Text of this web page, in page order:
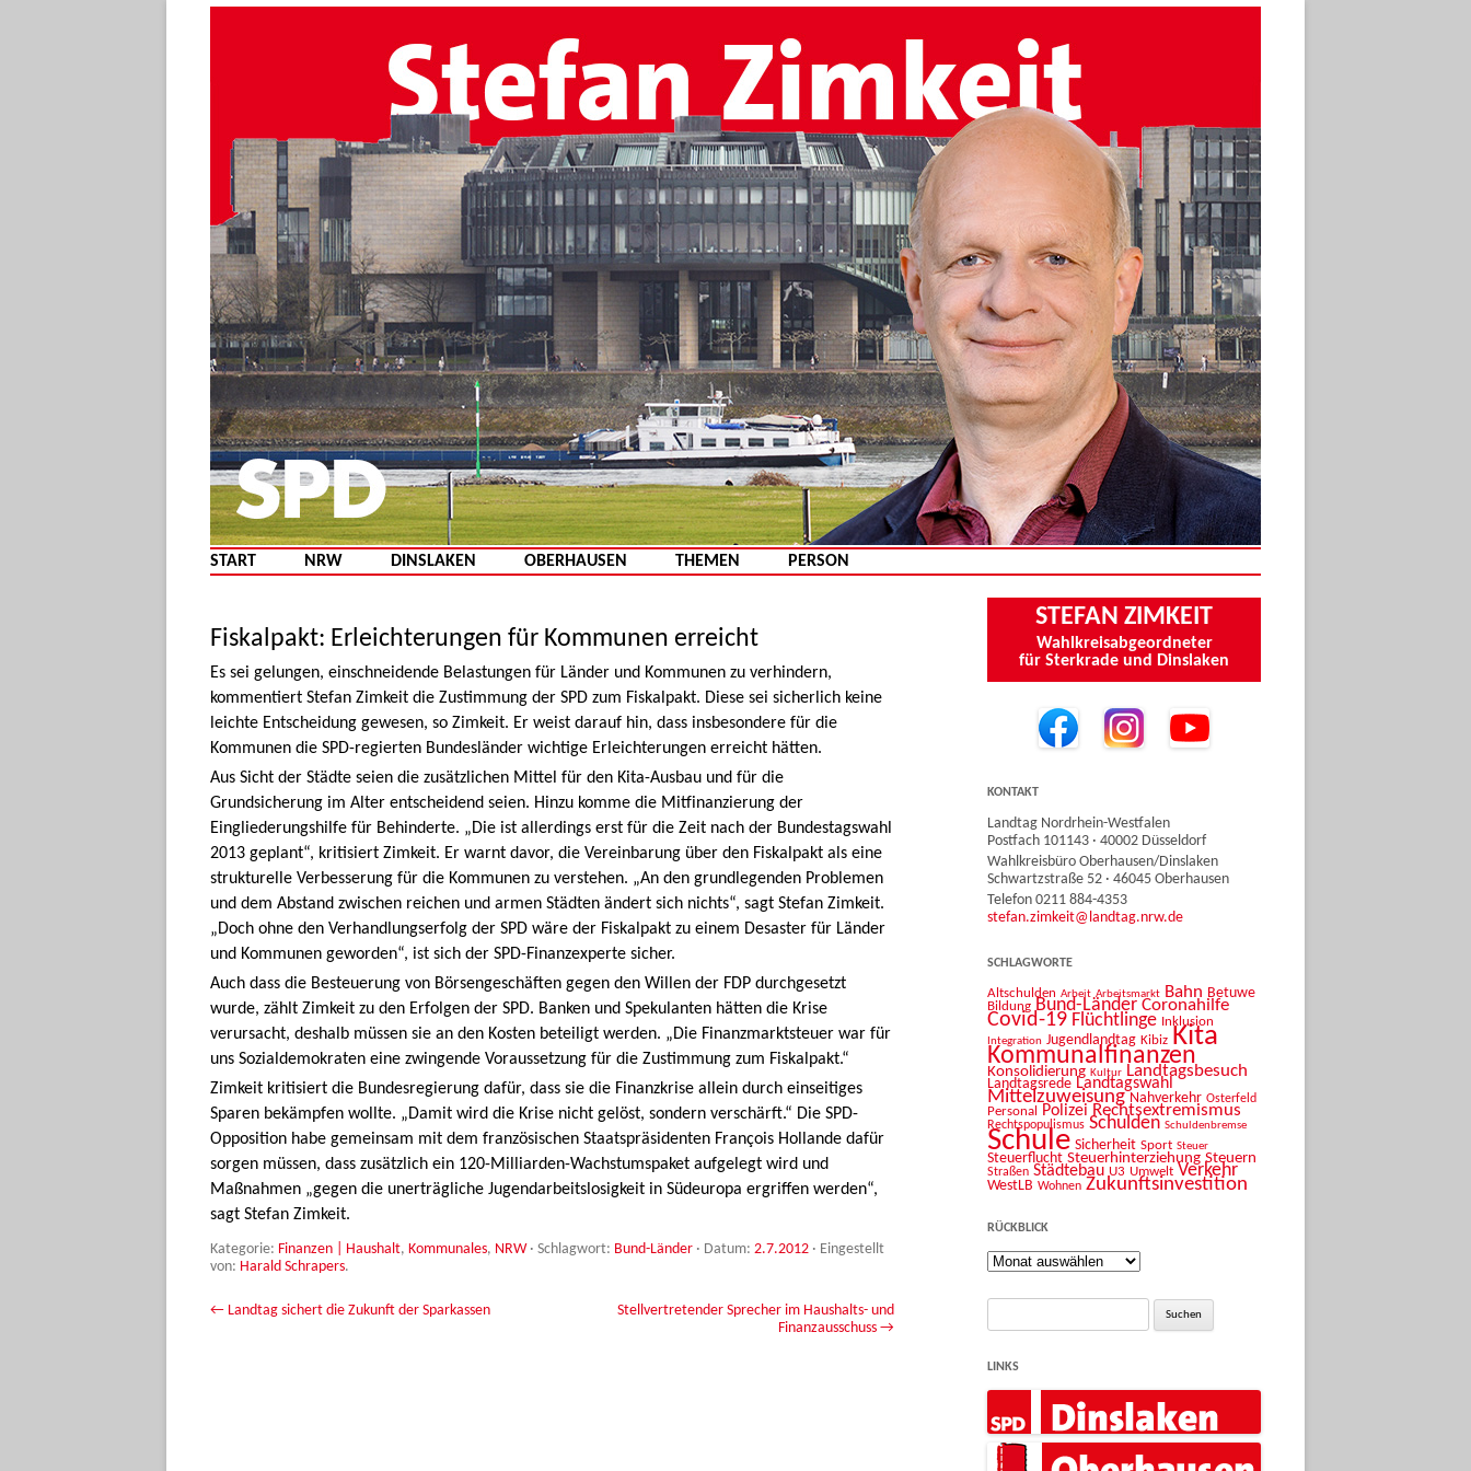
Zum Inhalt springen
START NRW DINSLAKEN OBERHAUSEN THEMEN PERSON
Fiskalpakt: Erleichterungen für Kommunen erreicht
Es sei gelungen, einschneidende Belastungen für Länder und Kommunen zu verhindern,
kommentiert Stefan Zimkeit die Zustimmung der SPD zum Fiskalpakt. Diese sei sicherlich keine
leichte Entscheidung gewesen, so Zimkeit. Er weist darauf hin, dass insbesondere für die
Kommunen die SPD-regierten Bundesländer wichtige Erleichterungen erreicht hätten.
Aus Sicht der Städte seien die zusätzlichen Mittel für den Kita-Ausbau und für die
Grundsicherung im Alter entscheidend seien. Hinzu komme die Mitfinanzierung der
Eingliederungshilfe für Behinderte. „Die ist allerdings erst für die Zeit nach der Bundestagswahl
2013 geplant“, kritisiert Zimkeit. Er warnt davor, die Vereinbarung über den Fiskalpakt als eine
strukturelle Verbesserung für die Kommunen zu verstehen. „An den grundlegenden Problemen
und dem Abstand zwischen reichen und armen Städten ändert sich nichts“, sagt Stefan Zimkeit.
„Doch ohne den Verhandlungserfolg der SPD wäre der Fiskalpakt zu einem Desaster für Länder
und Kommunen geworden“, ist sich der SPD-Finanzexperte sicher.
Auch dass die Besteuerung von Börsengeschäften gegen den Willen der FDP durchgesetzt
wurde, zählt Zimkeit zu den Erfolgen der SPD. Banken und Spekulanten hätten die Krise
verursacht, deshalb müssen sie an den Kosten beteiligt werden. „Die Finanzmarktsteuer war für
uns Sozialdemokraten eine zwingende Voraussetzung für die Zustimmung zum Fiskalpakt.“
Zimkeit kritisiert die Bundesregierung dafür, dass sie die Finanzkrise allein durch einseitiges
Sparen bekämpfen wollte. „Damit wird die Krise nicht gelöst, sondern verschärft.“ Die SPD-
Opposition habe gemeinsam mit dem französischen Staatspräsidenten François Hollande dafür
sorgen müssen, dass zusätzlich ein 120-Milliarden-Wachstumspaket aufgelegt wird und
Maßnahmen „gegen die unerträgliche Jugendarbeitslosigkeit in Südeuropa ergriffen werden“,
sagt Stefan Zimkeit.
Kategorie: Finanzen | Haushalt, Kommunales, NRW· Schlagwort: Bund-Länder · Datum: 2.7.2012 · Eingestellt
von: Harald Schrapers.
Beitrags-Navigation
← Landtag sichert die Zukunft der Sparkassen
Stellvertretender Sprecher im Haushalts- und
Finanzausschuss →
STEFAN ZIMKEIT
Wahlkreisabgeordneter
für Sterkrade und Dinslaken
KONTAKT
Landtag Nordrhein-Westfalen
Postfach 101143 · 40002 Düsseldorf
Wahlkreisbüro Oberhausen/Dinslaken
Schwartzstraße 52 · 46045 Oberhausen
Telefon 0211 884-4353
stefan.zimkeit@landtag.nrw.de
SCHLAGWORTE
Altschulden Arbeit Arbeitsmarkt Bahn Betuwe
Bildung Bund-Länder Coronahilfe
Covid-19 Flüchtlinge Inklusion
Integration Jugendlandtag Kibiz Kita
Kommunalfinanzen
Konsolidierung Kultur Landtagsbesuch
Landtagsrede Landtagswahl
Mittelzuweisung Nahverkehr Osterfeld
Personal Polizei Rechtsextremismus
Rechtspopulismus Schulden Schuldenbremse
Schule Sicherheit Sport Steuer
Steuerflucht Steuerhinterziehung Steuern
Straßen Städtebau U3 Umwelt Verkehr
WestLB Wohnen Zukunftsinvestition
RÜCKBLICK
Rückblick
Suche
LINKS